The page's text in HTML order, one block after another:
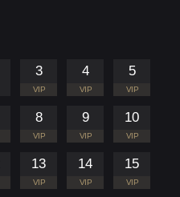
VIP
3
VIP
4
VIP
5
VIP
8
VIP
9
VIP
10
VIP
13
VIP
14
VIP
15